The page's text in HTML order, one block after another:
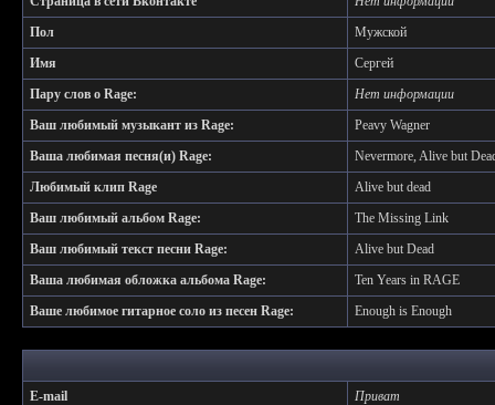
Пол
Мужской
Имя
Сергей
Пару слов о Rage:
Нет информации
Ваш любимый музыкант из Rage:
Peavy Wagner
Ваша любимая песня(и) Rage:
Nevermore, Alive but
Любимый клип Rage
Alive but dead
Ваш любимый альбом Rage:
The Missing Link
Ваш любимый текст песни Rage:
Alive but Dead
Ваша любимая обложка альбома Rage:
Ten Years in RAGE
Ваше любимое гитарное соло из песен Rage:
Enough is Enough
E-mail
Приват